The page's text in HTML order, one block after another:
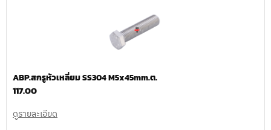
ABP.สกรูหัวเหลี่ยม SS304 M5x45mm.ต.
117.00
ดูรายละเอียด